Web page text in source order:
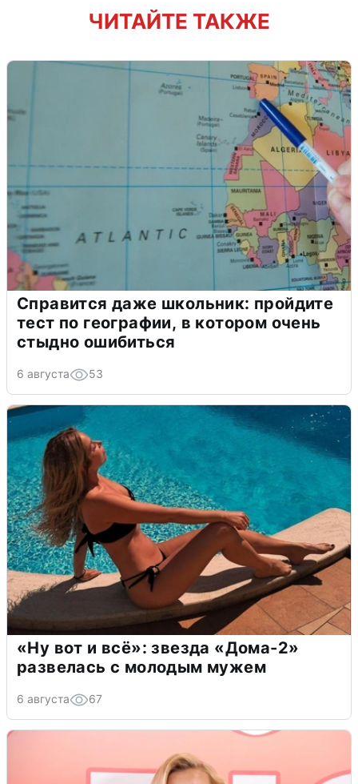
ЧИТАЙТЕ ТАКЖЕ
Справится даже школьник: пройдите
тест по географии, в котором очень
стыдно ошибиться
6 августа 53
«Ну вот и всё»: звезда «Дома-2»
развелась с молодым мужем
6 августа 67